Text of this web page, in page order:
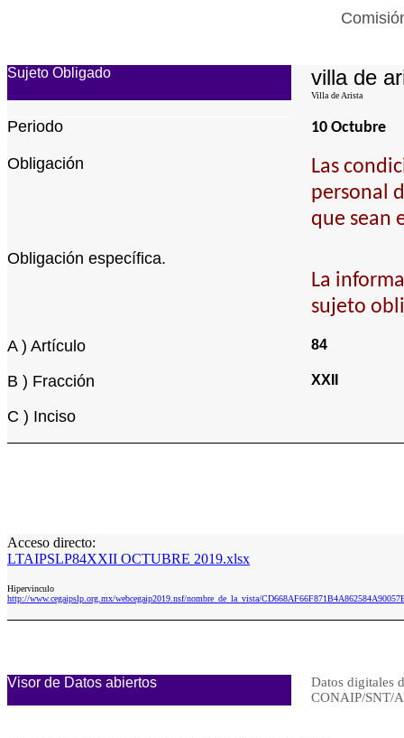
Sujeto Obligado villa de
Villa de Arista
Periodo 10 Octubre
Obligación
Las
personal
que sean
Obligación específica.
La
sujeto
A ) Artículo 84
B ) Fracción XXII
C ) Inciso
Acceso directo:
LTAIPSLP84XXII OCTUBRE 2019.xlsx
Hipervinculo
http://www.cegaipslp.org.mx/webcegaip2019.nsf/nombre_de_la_vista/
Visor de Datos abiertos
Datos digitales
CONAIP/SNT/